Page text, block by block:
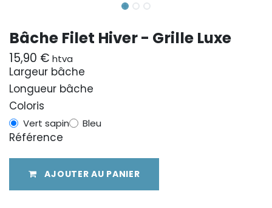
Bâche Filet Hiver - Grille Luxe
15,90 € htva
Largeur bâche
Longueur bâche
Coloris
Vert sapin Bleu
Référence
AJOUTER AU PANIER